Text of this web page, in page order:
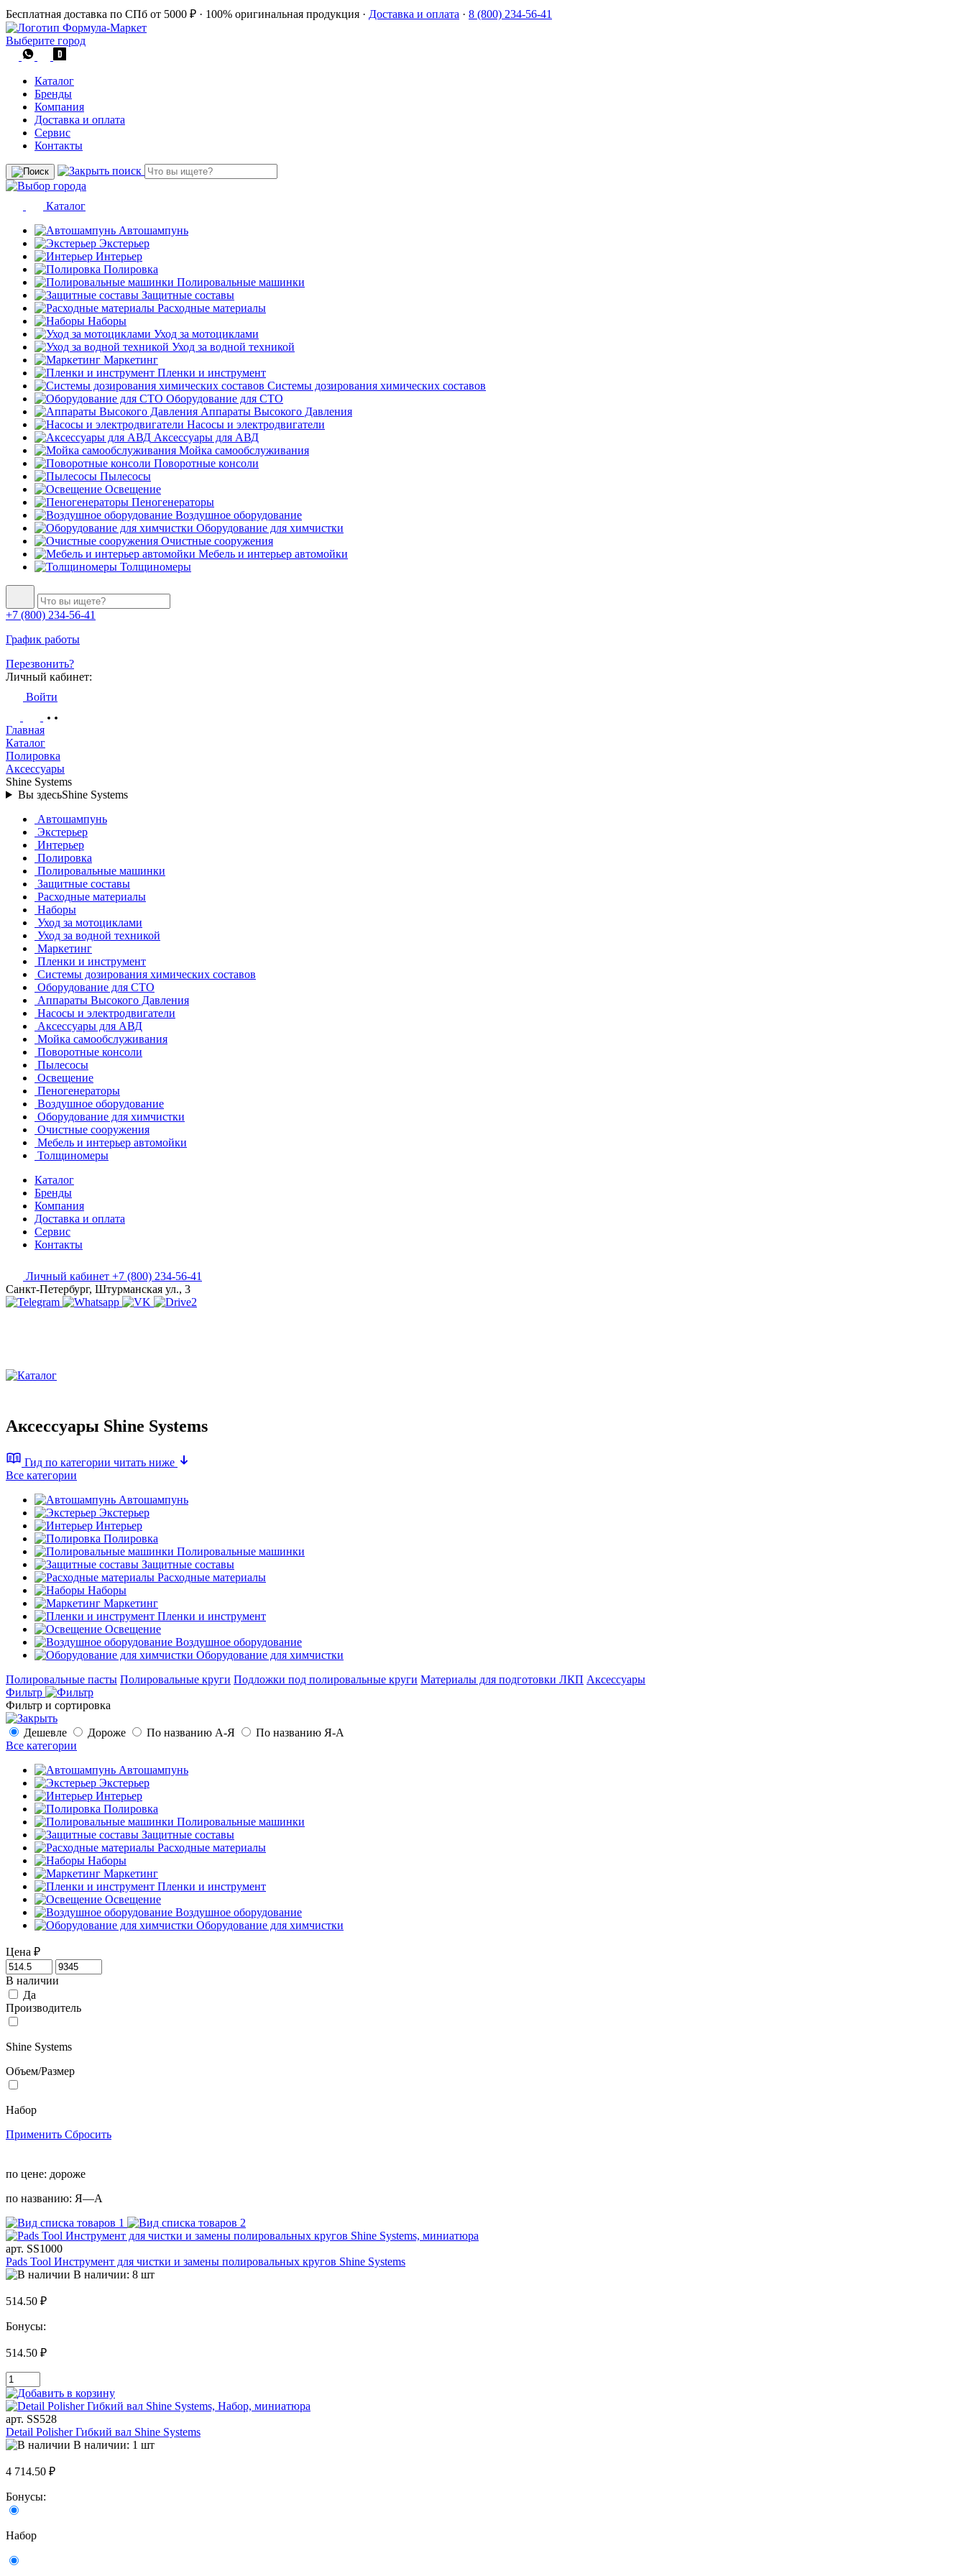
Бесплатная доставка по СПб от 5000 ₽ · 100% оригинальная продукция · Доставка и оплата · 8 (800) 234-56-41
Выберите город
Каталог
Бренды
Компания
Доставка и оплата
Сервис
Контакты
Каталог
Автошампунь
Экстерьер
Интерьер
Полировка
Полировальные машинки
Защитные составы
Расходные материалы
Наборы
Уход за мотоциклами
Уход за водной техникой
Маркетинг
Пленки и инструмент
Системы дозирования химических составов
Оборудование для СТО
Аппараты Высокого Давления
Насосы и электродвигатели
Аксессуары для АВД
Мойка самообслуживания
Поворотные консоли
Пылесосы
Освещение
Пеногенераторы
Воздушное оборудование
Оборудование для химчистки
Очистные сооружения
Мебель и интерьер автомойки
Толщиномеры
+7 (800) 234-56-41
График работы
Перезвонить?
Личный кабинет:
Войти
Главная
Каталог
Полировка
Аксессуары
Shine Systems
Вы здесьShine Systems
Автошампунь
Экстерьер
Интерьер
Полировка
Полировальные машинки
Защитные составы
Расходные материалы
Наборы
Уход за мотоциклами
Уход за водной техникой
Маркетинг
Пленки и инструмент
Системы дозирования химических составов
Оборудование для СТО
Аппараты Высокого Давления
Насосы и электродвигатели
Аксессуары для АВД
Мойка самообслуживания
Поворотные консоли
Пылесосы
Освещение
Пеногенераторы
Воздушное оборудование
Оборудование для химчистки
Очистные сооружения
Мебель и интерьер автомойки
Толщиномеры
Каталог
Бренды
Компания
Доставка и оплата
Сервис
Контакты
Личный кабинет +7 (800) 234-56-41
Санкт-Петербург, Штурманская ул., 3
Аксессуары Shine Systems
Гид по категории читать ниже
Все категории
Автошампунь
Экстерьер
Интерьер
Полировка
Полировальные машинки
Защитные составы
Расходные материалы
Наборы
Маркетинг
Пленки и инструмент
Освещение
Воздушное оборудование
Оборудование для химчистки
Полировальные пасты Полировальные круги Подложки под полировальные круги Материалы для подготовки ЛКП Аксессуары
Фильтр
Фильтр и сортировка
Дешевле Дороже По названию А-Я
По названию Я-А
Все категории
Автошампунь
Экстерьер
Интерьер
Полировка
Полировальные машинки
Защитные составы
Расходные материалы
Наборы
Маркетинг
Пленки и инструмент
Освещение
Воздушное оборудование
Оборудование для химчистки
Цена ₽
В наличии
Да
Производитель
Shine Systems
Объем/Размер
Набор
Применить Сбросить
по цене: дороже
по названию: Я—А
арт. SS1000
Pads Tool Инструмент для чистки и замены полировальных кругов Shine Systems
В наличии: 8 шт
514.50 ₽
Бонусы:
514.50 ₽
арт. SS528
Detail Polisher Гибкий вал Shine Systems
В наличии: 1 шт
4 714.50 ₽
Бонусы:
Набор